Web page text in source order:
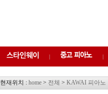
| |
현재위치 : home > 전체 > KAWAI 피아노